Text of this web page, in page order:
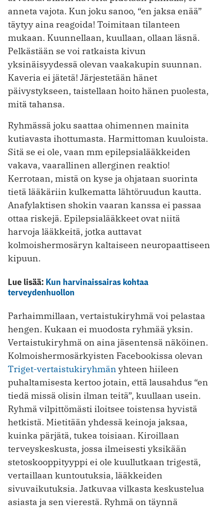
anneta vajota. Kun joku sanoo, “en jaksa enää”
täytyy aina reagoida! Toimitaan tilanteen
mukaan. Kuunnellaan, kuullaan, ollaan läsnä.
Pelkästään se voi ratkaista kivun
yksinäisyydessä olevan vaakakupin suunnan.
Kaveria ei jätetä! Järjestetään hänet
päivystykseen, taistellaan hoito hänen puolesta,
mitä tahansa.
Ryhmässä joku saattaa ohimennen mainita
kutiavasta ihottumasta. Harmittoman kuuloista.
Sitä se ei ole, vaan mm epilepsialääkkeiden
vakava, vaarallinen allerginen reaktio!
Kerrotaan, mistä on kyse ja ohjataan suorinta
tietä lääkäriin kulkematta lähtöruudun kautta.
Anafylaktisen shokin vaaran kanssa ei passaa
ottaa riskejä. Epilepsialääkkeet ovat niitä
harvoja lääkkeitä, jotka auttavat
kolmoishermosäryn kaltaiseen neuropaattiseen
kipuun.
Lue lisää: Kun harvinaissairas kohtaa
terveydenhuollon
Parhaimmillaan, vertaistukiryhmä voi pelastaa
hengen. Kukaan ei muodosta ryhmää yksin.
Vertaistukiryhmä on aina jäsentensä näköinen.
Kolmoishermosärkyisten Facebookissa olevan
Triget-vertaistukiryhmän yhteen hiileen
puhaltamisesta kertoo jotain, että lausahdus “en
tiedä missä olisin ilman teitä”, kuullaan usein.
Ryhmä vilpittömästi iloitsee toistensa hyvistä
hetkistä. Mietitään yhdessä keinoja jaksaa,
kuinka pärjätä, tukea toisiaan. Kiroillaan
terveyskeskusta, jossa ilmeisesti yksikään
stetoskooppityyppi ei ole kuullutkaan trigestä,
vertaillaan kuntoutuksia, lääkkeiden
sivuvaikutuksia. Jatkuvaa vilkasta keskustelua
asiasta ja sen vierestä. Ryhmä on täynnä